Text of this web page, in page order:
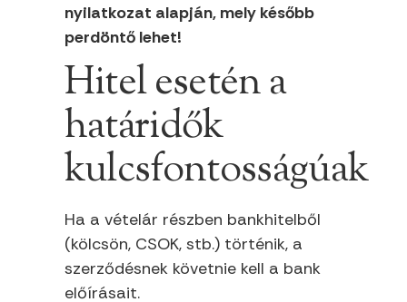
nyilatkozat alapján, mely később
perdöntő lehet!
Hitel esetén a
határidők
kulcsfontosságúak
Ha a vételár részben bankhitelből
(kölcsön, CSOK, stb.) történik, a
szerződésnek követnie kell a bank
előírásait.